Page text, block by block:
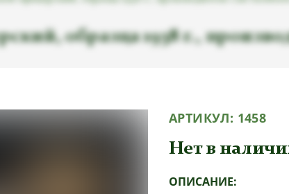
образца 1938 г.,
АРТИКУЛ: 1458
Нет в
ОПИСАНИЕ: